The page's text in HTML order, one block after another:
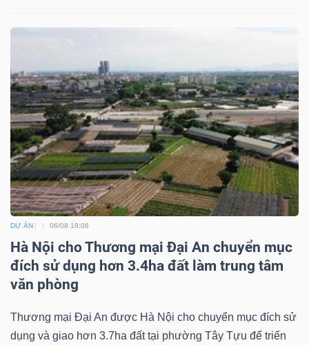
DỰ ÁN 06/08 18:06
Hà Nội cho Thương mại Đại An chuyển mục
đích sử dụng hơn 3.4ha đất làm trung tâm
văn phòng
Thương mại Đại An được Hà Nội cho chuyển mục đích sử
dụng và giao hơn 3.7ha đất tại phường Tây Tựu để triển
Công
cụ
đầu
tư
Truyền
thông
chính